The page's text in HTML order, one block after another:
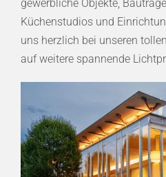
gewerbliche Objekte,
Küchenstudios und
uns herzlich bei unseren
auf weitere spannende